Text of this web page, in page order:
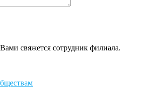
свяжется сотрудник филиала.